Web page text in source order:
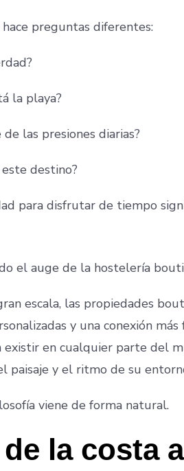
preguntas diferentes:
la playa?
las presiones diarias?
destino?
para disfrutar de tiempo
el auge de la hostelería
escala, las propiedades
y una conexión
en cualquier parte del
paisaje y el ritmo de su
viene de forma natural.
la costa